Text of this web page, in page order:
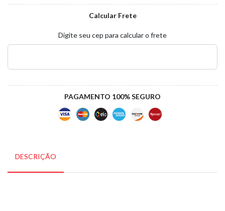
Calcular Frete
Digite seu cep para calcular o frete
PAGAMENTO 100% SEGURO
DESCRIÇÃO